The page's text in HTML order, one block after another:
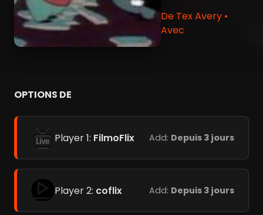
De Tex Avery •
Avec
OPTIONS DE
Player 1: FilmoFlix Add: Depuis 3 jours
Player 2: coflix Add: Depuis 3 jours